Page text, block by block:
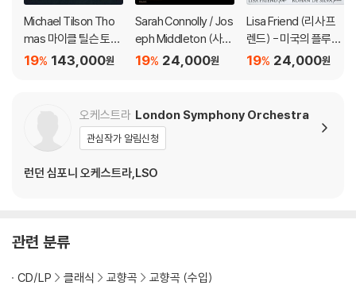
Michael Tilson Tho
mas 마이클 틸슨 토머
스 DG & 아르고 녹음
143,000원
19%
Sarah Connolly / Jos
eph Middleton (사라
코놀리 / 조셉 미들턴)
24,000원
19%
Lisa Friend (리사 프
렌드) - 미국의 플루트
작품집 (An American
24,000원
19%
오케스트라 London Symphony Orchestra
관심작가 알림신청
런던 심포니 오케스트라,LSO
관련 분류
CD/LP 클래식 교향곡 교향곡 (수입)